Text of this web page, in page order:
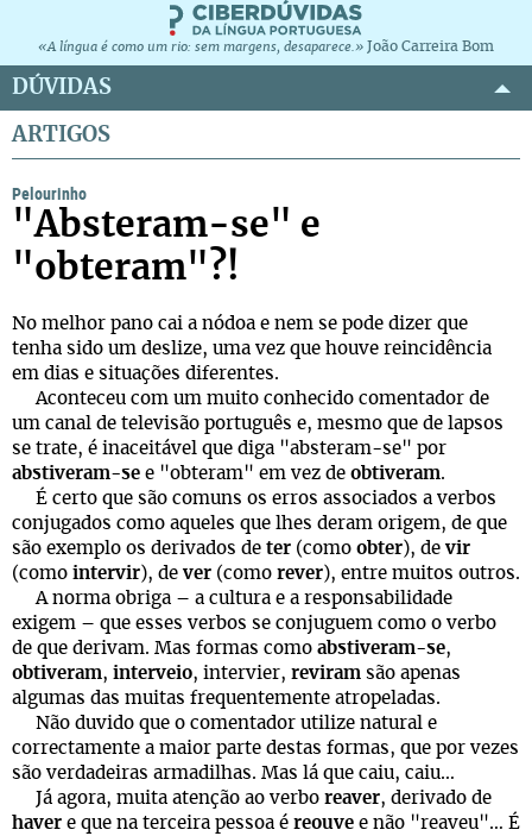
«A língua é como um rio: sem margens, desaparece.» João Carreira Bom
DÚVIDAS
ARTIGOS
Pelourinho
"Absteram-se" e
"obteram"?!
No melhor pano cai a nódoa e nem se pode dizer que
tenha sido um deslize, uma vez que houve reincidência
em dias e situações diferentes.
Aconteceu com um muito conhecido comentador de
um canal de televisão português e, mesmo que de lapsos
se trate, é inaceitável que diga "absteram-se" por
abstiveram-se e "obteram" em vez de obtiveram.
É certo que são comuns os erros associados a verbos
conjugados como aqueles que lhes deram origem, de que
são exemplo os derivados de ter (como obter), de vir
(como intervir), de ver (como rever), entre muitos outros.
A norma obriga – a cultura e a responsabilidade
exigem – que esses verbos se conjuguem como o verbo
de que derivam. Mas formas como abstiveram-se,
obtiveram, interveio, intervier, reviram são apenas
algumas das muitas frequentemente atropeladas.
Não duvido que o comentador utilize natural e
correctamente a maior parte destas formas, que por vezes
são verdadeiras armadilhas. Mas lá que caiu, caiu…
Já agora, muita atenção ao verbo reaver, derivado de
haver e que na terceira pessoa é reouve e não "reaveu"… É